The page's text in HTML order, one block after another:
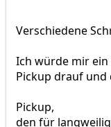
Verschiedene
Ich würde mir
Pickup drauf und
Pickup,
den für